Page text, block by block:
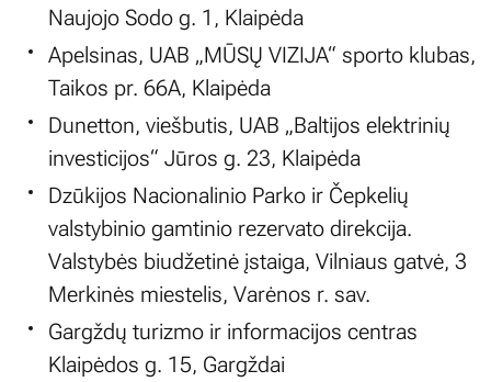
Naujojo Sodo g. 1, Klaipėda
Apelsinas, UAB „MŪSŲ VIZIJA“ sporto klubas,
Taikos pr. 66A, Klaipėda
Dunetton, viešbutis, UAB „Baltijos elektrinių
investicijos“ Jūros g. 23, Klaipėda
Dzūkijos Nacionalinio Parko ir Čepkelių
valstybinio gamtinio rezervato direkcija.
Valstybės biudžetinė įstaiga, Vilniaus gatvė, 3
Merkinės miestelis, Varėnos r. sav.
Gargždų turizmo ir informacijos centras
Klaipėdos g. 15, Gargždai